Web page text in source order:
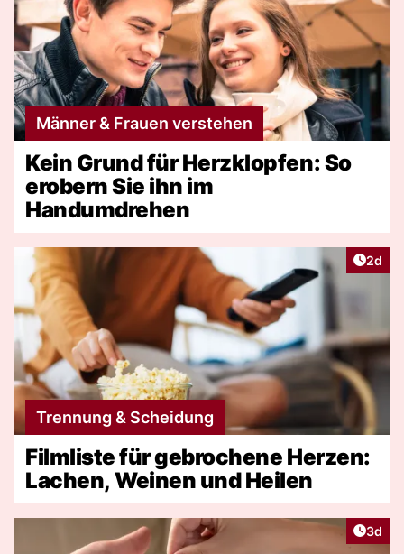
Männer & Frauen verstehen
Kein Grund für Herzklopfen: So
erobern Sie ihn im
Handumdrehen
2d
Trennung & Scheidung
Filmliste für gebrochene Herzen:
Lachen, Weinen und Heilen
3d